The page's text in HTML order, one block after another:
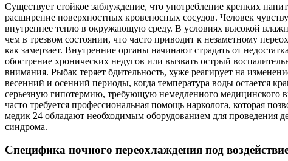
Существует стойкое заблуждение, что употребление крепких
расширение поверхностных кровеносных сосудов. Человек
внутреннее тепло в окружающую среду. В условиях высокой
чем в трезвом состоянии, что часто приводит к незаметному
как замерзает. Внутренние органы начинают страдать от
обострение хронических недугов или вызвать острый
внимания. Рыбак теряет бдительность, хуже реагирует на
весенний и осенний периоды, когда температура воды остается
серьезную гипотермию, требующую немедленного медицинского
часто требуется профессиональная помощь нарколога, которая
медик 24 обладают необходимым оборудованием для проведения
синдрома.
Специфика ночного переохлаждения под